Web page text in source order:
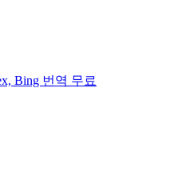
Bing 번역 무료